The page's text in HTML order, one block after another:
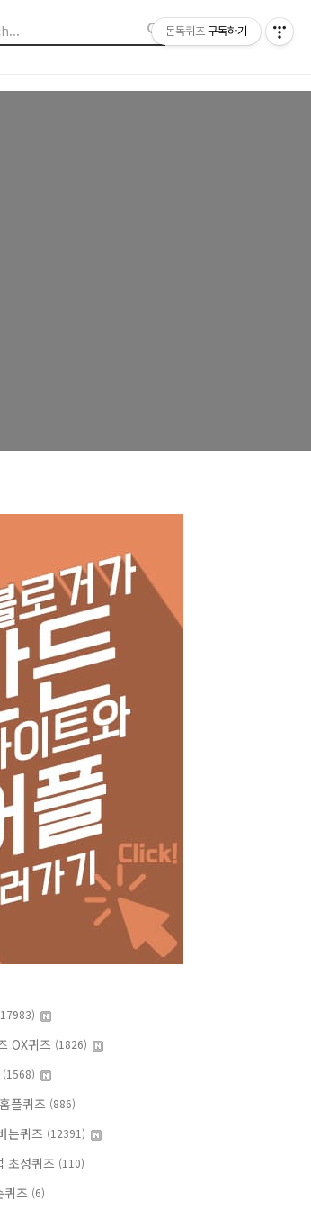
OX퀴즈 (1826)
(1568)
플퀴즈 (886)
는퀴즈 (12391)
초성퀴즈 (110)
퀴즈 (6)
돈독퀴즈 구독하기